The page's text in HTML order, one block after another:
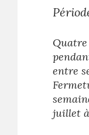
entre
juillet